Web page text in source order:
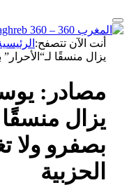
أنت الآن تتصفح:
يزال منسقًا
مصادر:
يزال منسقًا
بصفرو ولا
الحزبية